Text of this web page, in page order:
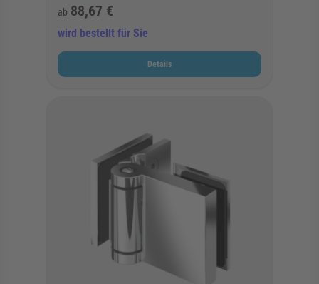
ab 88,67 €
wird bestellt für Sie
Details